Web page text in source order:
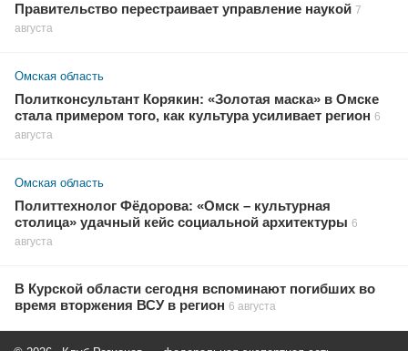
Правительство перестраивает управление наукой 7
августа
Омская область
Политконсультант Корякин: «Золотая маска» в Омске
стала примером того, как культура усиливает регион 6
августа
Омская область
Политтехнолог Фёдорова: «Омск – культурная
столица» удачный кейс социальной архитектуры 6
августа
В Курской области сегодня вспоминают погибших во
время вторжения ВСУ в регион 6 августа